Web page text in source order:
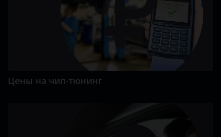
Цены на чип-тюнинг